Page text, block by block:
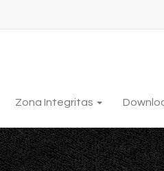
Zona Integritas